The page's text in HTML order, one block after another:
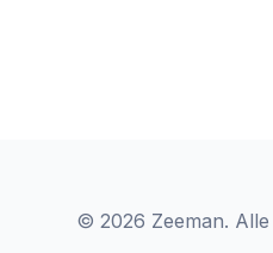
© 2026 Zeeman.